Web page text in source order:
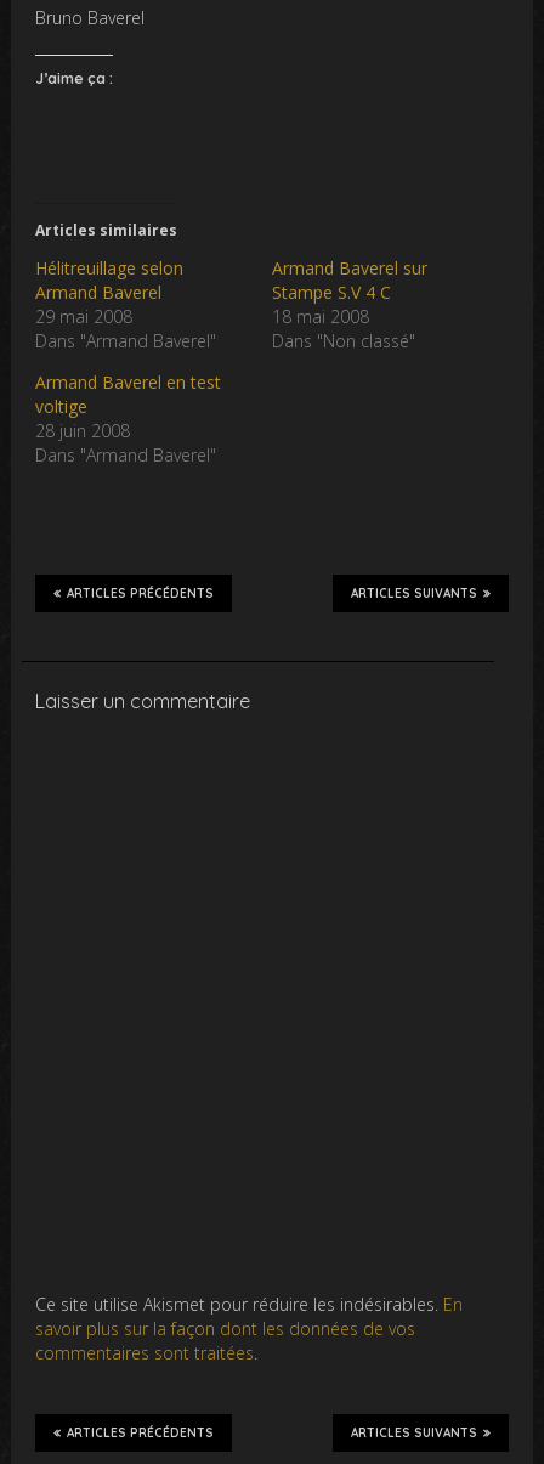
Bruno Baverel
J’aime ça :
Articles similaires
Hélitreuillage selon
Armand Baverel
29 mai 2008
Dans "Armand Baverel"
Armand Baverel sur
Stampe S.V 4 C
18 mai 2008
Dans "Non classé"
Armand Baverel en test
voltige
28 juin 2008
Dans "Armand Baverel"
ARTICLES SUIVANTS
ARTICLES PRÉCÉDENTS
Laisser un commentaire
Ce site utilise Akismet pour réduire les indésirables. En
savoir plus sur la façon dont les données de vos
commentaires sont traitées.
ARTICLES SUIVANTS
ARTICLES PRÉCÉDENTS